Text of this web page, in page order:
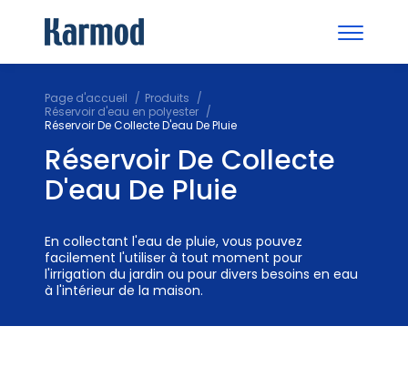
Page d'accueil
Produits
Réservoir d'eau en polyester
Réservoir De Collecte D'eau De Pluie
Réservoir De Collecte
D'eau De Pluie
En collectant l'eau de pluie, vous pouvez
facilement l'utiliser à tout moment pour
l'irrigation du jardin ou pour divers besoins en eau
à l'intérieur de la maison.